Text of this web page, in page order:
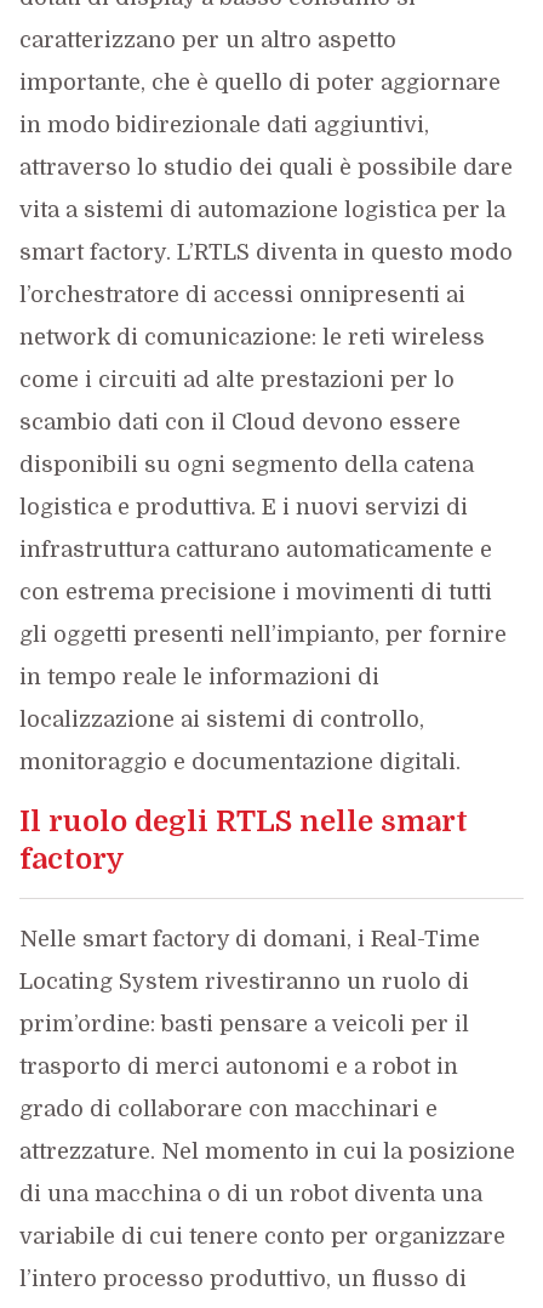
caratterizzano per un altro aspetto
importante, che è quello di poter aggiornare
in modo bidirezionale dati aggiuntivi,
attraverso lo studio dei quali è possibile dare
vita a sistemi di automazione logistica per la
smart factory. L’RTLS diventa in questo modo
l’orchestratore di accessi onnipresenti ai
network di comunicazione: le reti wireless
come i circuiti ad alte prestazioni per lo
scambio dati con il Cloud devono essere
disponibili su ogni segmento della catena
logistica e produttiva. E i nuovi servizi di
infrastruttura catturano automaticamente e
con estrema precisione i movimenti di tutti
gli oggetti presenti nell’impianto, per fornire
in tempo reale le informazioni di
localizzazione ai sistemi di controllo,
monitoraggio e documentazione digitali.
Il ruolo degli RTLS nelle smart
factory
Nelle smart factory di domani, i Real-Time
Locating System rivestiranno un ruolo di
prim’ordine: basti pensare a veicoli per il
trasporto di merci autonomi e a robot in
grado di collaborare con macchinari e
attrezzature. Nel momento in cui la posizione
di una macchina o di un robot diventa una
variabile di cui tenere conto per organizzare
l’intero processo produttivo, un flusso di